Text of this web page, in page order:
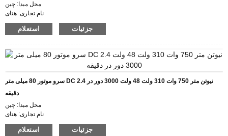
محل مبدا: چین
نام تجاری: هتای
گواهینامه: CE ROHS ISO
شماره مدل: ES60
جزئیات بسته بندی: کارتن با جعبه فوم داخلی، پالت
زمان تحویل: 28-31
شرایط پرداخت: L/C، D/P، T/T، Western Union، MoneyGram
توانایی تامین: 1000 عدد در ماه
استعلام جزئیات
سرو موتور 80 میلی متر DC 2.4 نیوتن متر 750 وات 310 ولت 48 ولت 3000 دور در
دقیقه
محل مبدا: چین
نام تجاری: هتای
گواهینامه: CE ROHS ISO
شماره مدل: ES80استعلام جزئیات